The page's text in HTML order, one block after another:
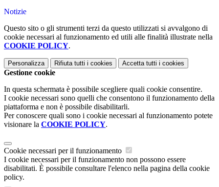
Notizie
Questo sito o gli strumenti terzi da questo utilizzati si avvalgono di
cookie necessari al funzionamento ed utili alle finalità illustrate nella
COOKIE POLICY.
Personalizza Rifiuta tutti i cookies Accetta tutti i cookies
Gestione cookie
In questa schermata è possibile scegliere quali cookie consentire.
I cookie necessari sono quelli che consentono il funzionamento della
piattaforma e non è possibile disabilitarli.
Per conoscere quali sono i cookie necessari al funzionamento potete
visionare la COOKIE POLICY.
Cookie necessari per il funzionamento
I cookie necessari per il funzionamento non possono essere
disabilitati. È possibile consultare l'elenco nella pagina della cookie
policy.